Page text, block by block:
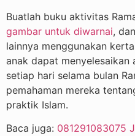
Buatlah buku aktivitas
gambar untuk diwarnai,
lainnya menggunakan
anak dapat
setiap hari selama bulan
pemahaman mereka
praktik Islam.
Baca juga: 081291083075